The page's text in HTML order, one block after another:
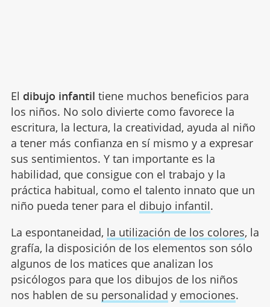
El dibujo infantil tiene muchos beneficios para
los niños. No solo divierte como favorece la
escritura, la lectura, la creatividad, ayuda al niño
a tener más confianza en sí mismo y a expresar
sus sentimientos. Y tan importante es la
habilidad, que consigue con el trabajo y la
práctica habitual, como el talento innato que un
niño pueda tener para el dibujo infantil.
La espontaneidad, la utilización de los colores, la
grafía, la disposición de los elementos son sólo
algunos de los matices que analizan los
psicólogos para que los dibujos de los niños
nos hablen de su personalidad y emociones.